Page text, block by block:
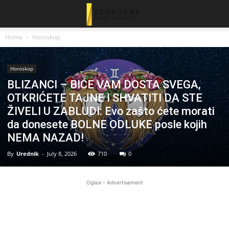
Home Horoskop
Horoskop
BLIZANCI – BIĆE VAM DOSTA SVEGA,
OTKRIĆETE TAJNE I SHVATITI DA STE
ŽIVELI U ZABLUDI: Evo zašto ćete morati
da donesete BOLNE ODLUKE posle kojih
NEMA NAZAD!
By Urednik - July 8, 2026 710 0
Oglasi - Advertisement